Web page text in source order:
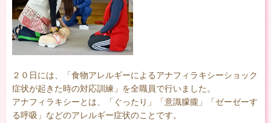
２０日には、「食物アレルギーによるアナフィラキシーショック
症状が起きた時の対応訓練」を全職員で行いました。
アナフィラキシーとは、「ぐったり」「意識朦朧」「ゼーゼーす
る呼吸」などのアレルギー症状のことです。